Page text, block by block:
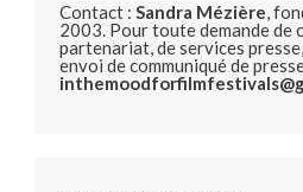
Contact : Sandra Mézière,
2003. Pour toute demande de
partenariat, de services
envoi de communiqué de